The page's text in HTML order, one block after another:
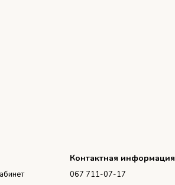
Контактная информация
067 711-07-17